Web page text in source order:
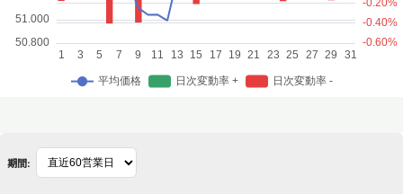
期間: